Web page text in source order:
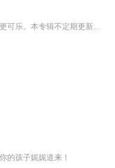
的孩子娓娓道来！